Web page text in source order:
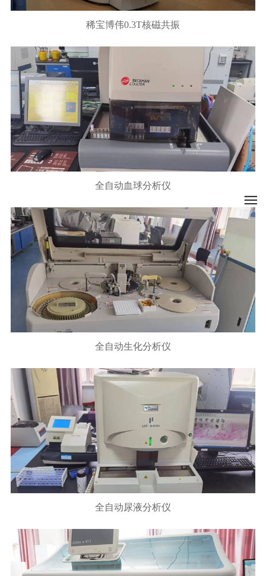
稀宝博伟0.3T核磁共振
全自动血球分析仪
全自动生化分析仪
全自动尿液分析仪